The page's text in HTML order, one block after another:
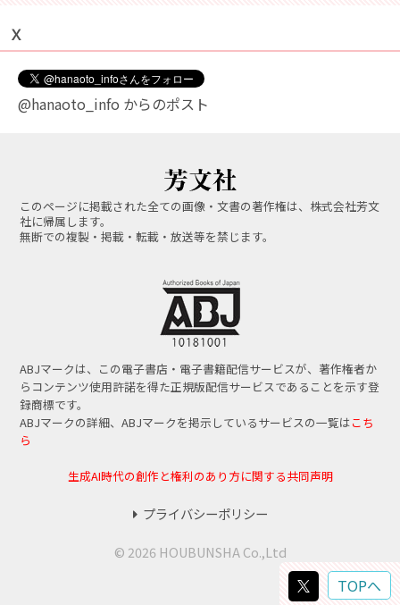
Ｘ
@hanaoto_info からのポスト
このページに掲載された全ての画像・文書の著作権は、株式会社芳文
社に帰属します。
無断での複製・掲載・転載・放送等を禁じます。
ABJマークは、この電子書店・電子書籍配信サービスが、著作権者か
らコンテンツ使用許諾を得た正規版配信サービスであることを示す登
録商標です。
ABJマークの詳細、ABJマークを掲示しているサービスの一覧はこち
ら
生成AI時代の創作と権利のあり方に関する共同声明
プライバシーポリシー
© 2026 HOUBUNSHA Co.,Ltd
TOPへ